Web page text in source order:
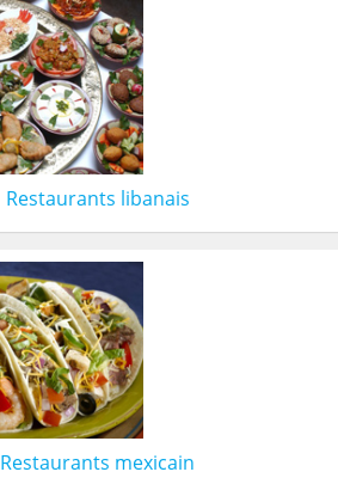
Restaurants libanais
Restaurants mexicain